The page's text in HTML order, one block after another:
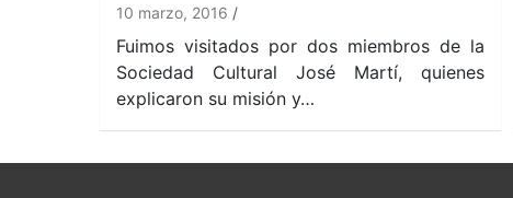
10 marzo, 2016
Fuimos visitados por dos miembros de la
Sociedad Cultural José Martí, quienes
explicaron su misión y…